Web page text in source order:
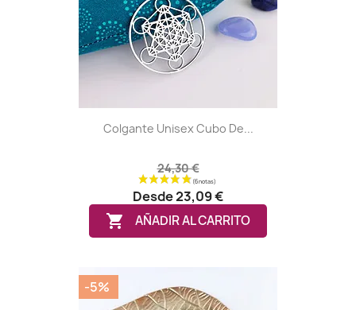
Colgante Unisex Cubo De...
24,30 €
Desde23,09 €
 AÑADIR AL CARRITO
-5%